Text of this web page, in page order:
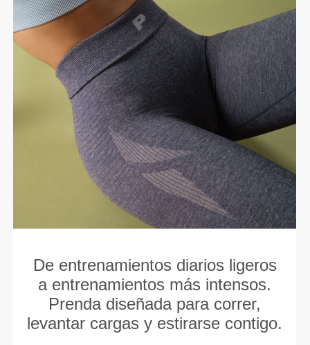
De entrenamientos diarios ligeros
a entrenamientos más intensos.
Prenda diseñada para correr,
levantar cargas y estirarse contigo.